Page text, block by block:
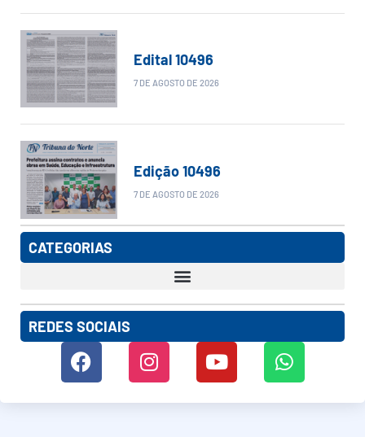
Edital 10496
7 DE AGOSTO DE 2026
Edição 10496
7 DE AGOSTO DE 2026
CATEGORIAS
REDES SOCIAIS